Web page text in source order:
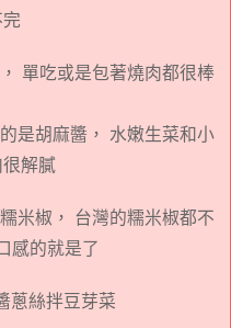
單吃或是包著燒肉都很棒
是胡麻醬， 水嫩生菜和小
解膩
米椒， 台灣的糯米椒都不
感的就是了
蔥絲拌豆芽菜